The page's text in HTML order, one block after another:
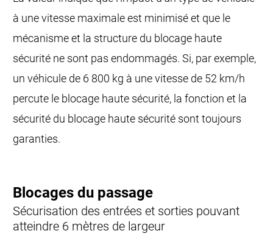
à une vitesse maximale est minimisé et que le
mécanisme et la structure du blocage haute
sécurité ne sont pas endommagés. Si, par exemple,
un véhicule de 6 800 kg à une vitesse de 52 km/h
percute le blocage haute sécurité, la fonction et la
sécurité du blocage haute sécurité sont toujours
garanties.
Blocages du passage
Sécurisation des entrées et sorties pouvant
atteindre 6 mètres de largeur